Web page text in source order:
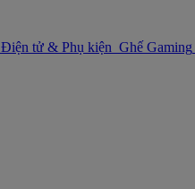
Điện tử & Phụ kiện Ghế Gaming